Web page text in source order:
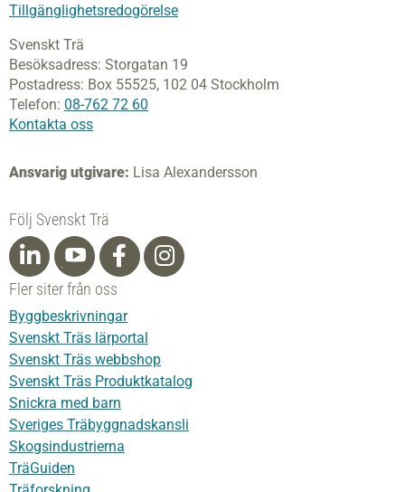
Tillgänglighetsredogörelse
Svenskt Trä
Besöksadress: Storgatan 19
Postadress: Box 55525, 102 04 Stockholm
Telefon: 08-762 72 60
Kontakta oss
Ansvarig utgivare: Lisa Alexandersson
Följ Svenskt Trä
Fler siter från oss
Byggbeskrivningar
Svenskt Träs lärportal
Svenskt Träs webbshop
Svenskt Träs Produktkatalog
Snickra med barn
Sveriges Träbyggnadskansli
Skogsindustrierna
TräGuiden